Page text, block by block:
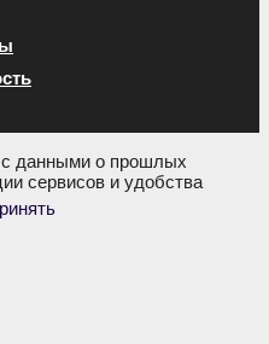
данными о прошлых
сервисов и удобства